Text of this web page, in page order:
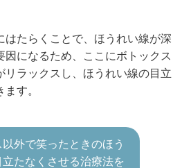
はたらくことで、ほうれい線が深
因になるため、ここにボトックス
リラックスし、ほうれい線の目立
す。
外で笑ったときのほう
たなくさせる治療法を